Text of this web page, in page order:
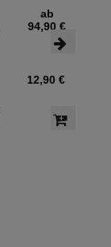
ab
94,90 €
12,90 €